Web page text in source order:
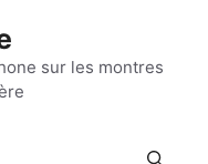
sur les montres